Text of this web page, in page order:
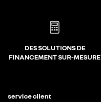
DES SOLUTIONS DE
FINANCEMENT SUR-MESURE
service client